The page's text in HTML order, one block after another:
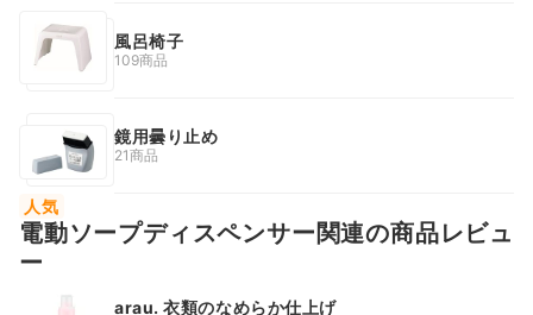
風呂椅子
109商品
鏡用曇り止め
21商品
人気
電動ソープディスペンサー関連の商品レビュ
ー
arau. 衣類のなめらか仕上げ